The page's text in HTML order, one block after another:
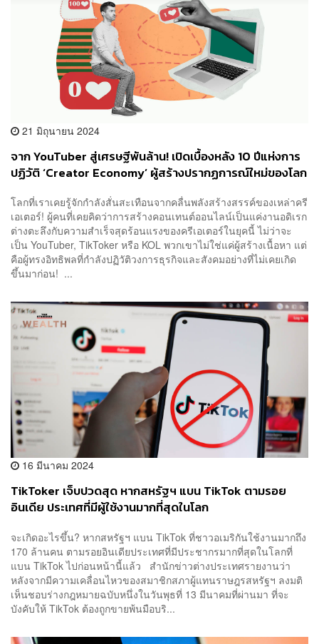
21 มิถุนายน 2024
จาก YouTuber สู่เศรษฐีพันล้าน! เปิดเบื้องหลัง 10 ปีแห่งการ
ปฏิวัติ ‘Creator Economy’ ผู้สร้างปรากฏการณ์ใหม่ของโลก
โลกที่เราเคยรู้จักกำลังสั่นสะเทือนจากคลื่นพลังสร้างสรรค์ของเหล่าครี
เอเตอร์! ผู้คนที่เคยคิดว่าการสร้างคอนเทนต์ออนไลน์เป็นแค่งานอดิเรก
ต่างตะลึงกับความสำเร็จสุดร้อนแรงของครีเอเตอร์ในยุคนี้ ไม่ว่าจะ
เป็น YouTuber, TikToker หรือ KOL พวกเขาไม่ใช่แค่ผู้สร้างเนื้อหา แต่
คือผู้ทรงอิทธิพลที่กำลังปฏิวัติวงการธุรกิจและสังคมอย่างที่ไม่เคยเกิด
ขึ้นมาก่อน! ...
16 มีนาคม 2024
TikToker เจ็บปวดสุด หากสหรัฐฯ แบน TikTok ตามรอย
อินเดีย ประเทศที่มีผู้ใช้งานมากที่สุดในโลก
จะเกิดอะไรขึ้น? หากสหรัฐฯ แบน TikTok ที่ชาวอเมริกันใช้งานมากถึง
170 ล้านคน ตามรอยอินเดียประเทศที่มีประชากรมากที่สุดในโลกที่
แบน TikTok ไปก่อนหน้านี้แล้ว สำนักข่าวต่างประเทศรายงานว่า
หลังจากมีความเคลื่อนไหวของสมาชิกสภาผู้แทนราษฎรสหรัฐฯ ลงมติ
เห็นชอบร่างกฎหมายฉบับหนึ่งในวันพุธที่ 13 มีนาคมที่ผ่านมา ที่จะ
บังคับให้ TikTok ต้องถูกขายพ้นมือบริ...